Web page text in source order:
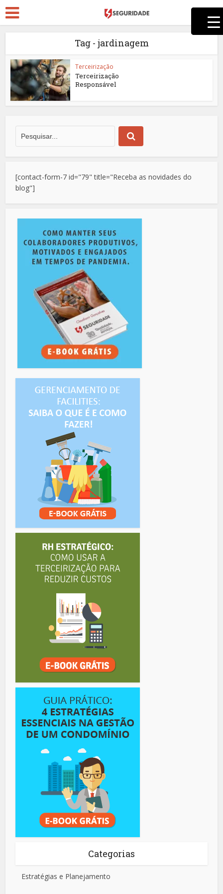
Tag - jardinagem
Terceirização
Terceirização
Responsável
[contact-form-7 id="79" title="Receba as novidades do
blog"]
Categorias
Estratégias e Planejamento